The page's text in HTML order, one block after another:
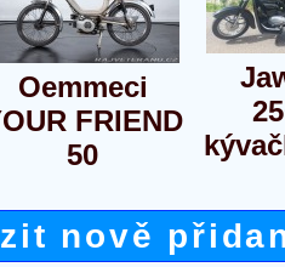
Oemmeci
FRIEND
50
nově